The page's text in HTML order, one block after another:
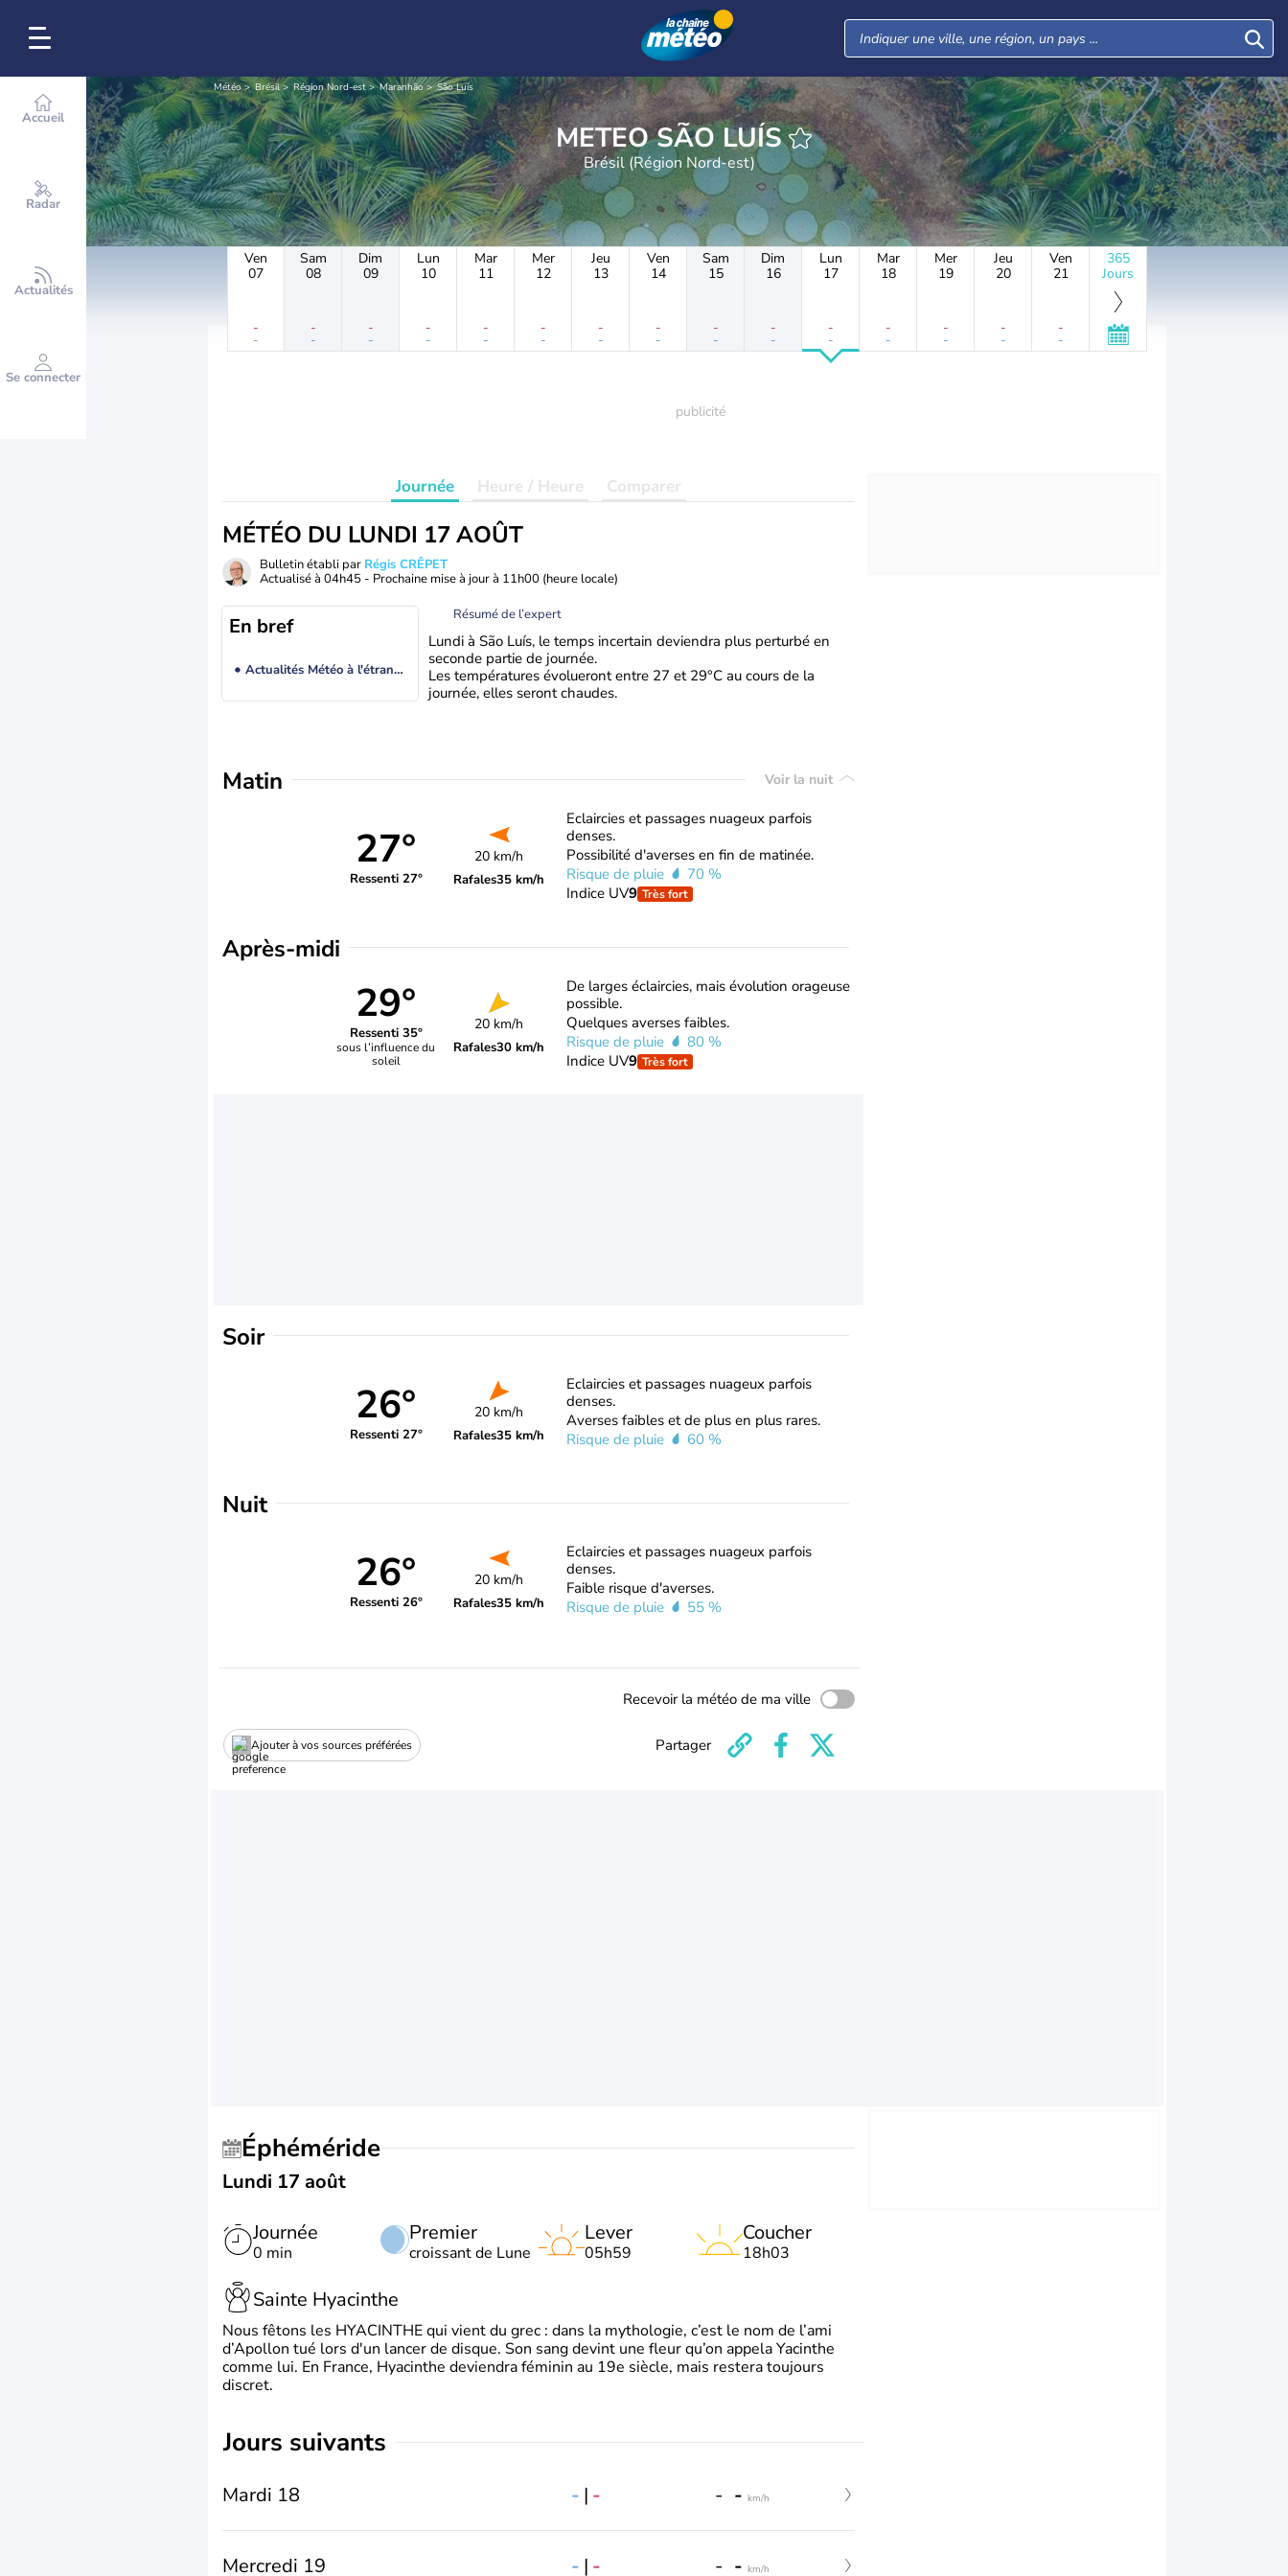
Accueil
Radar
Actualités
Se connecter
Météo Brésil Région Nord-est Maranhão São Luís
METEO SÃO LUÍS
Brésil (Région Nord-est)
Ven
07
-
-
Sam
08
-
-
Dim
09
-
-
Lun
10
-
-
Mar
11
-
-
Mer
12
-
-
Jeu
13
-
-
Ven
14
-
-
Sam
15
-
-
Dim
16
-
-
Lun
17
-
-
Mar
18
-
-
Mer
19
-
-
Jeu
20
-
-
Ven
21
-
-
365
Jours
Journée Heure / Heure Comparer
MÉTÉO DU LUNDI 17 AOÛT
Bulletin établi par Régis CRÊPET
Actualisé à 04h45 - Prochaine mise à jour à 11h00 (heure locale)
En bref
Actualités Météo à l'étranger
Résumé de l’expert
Lundi à São Luís, le temps incertain deviendra plus perturbé en
seconde partie de journée.
Les températures évolueront entre 27 et 29°C au cours de la
journée, elles seront chaudes.
Matin Voir la nuit
27°
Ressenti 27°
20 km/h
Rafales35 km/h
Eclaircies et passages nuageux parfois
denses.
Possibilité d'averses en fin de matinée.
Risque de pluie
70 %
Indice UV9 Très fort
Après-midi
29°
Ressenti 35°
sous l’influence du
soleil
20 km/h
Rafales30 km/h
De larges éclaircies, mais évolution orageuse
possible.
Quelques averses faibles.
Risque de pluie
80 %
Indice UV9 Très fort
Soir
26°
Ressenti 27°
20 km/h
Rafales35 km/h
Eclaircies et passages nuageux parfois
denses.
Averses faibles et de plus en plus rares.
Risque de pluie
60 %
Nuit
26°
Ressenti 26°
20 km/h
Rafales35 km/h
Eclaircies et passages nuageux parfois
denses.
Faible risque d'averses.
Risque de pluie
55 %
Recevoir la météo de ma ville
Ajouter à vos sources préférées Partager
Éphéméride
Lundi 17 août
Journée
0 min
Premier
croissant de Lune
Lever
05h59
Coucher
18h03
Sainte Hyacinthe
Nous fêtons les HYACINTHE qui vient du grec : dans la mythologie, c’est le nom de l’ami
d’Apollon tué lors d'un lancer de disque. Son sang devint une fleur qu’on appela Yacinthe
comme lui. En France, Hyacinthe deviendra féminin au 19e siècle, mais restera toujours
discret.
jours suivants
Mardi 18 - | - - - km/h
Mercredi 19 - | - - - km/h